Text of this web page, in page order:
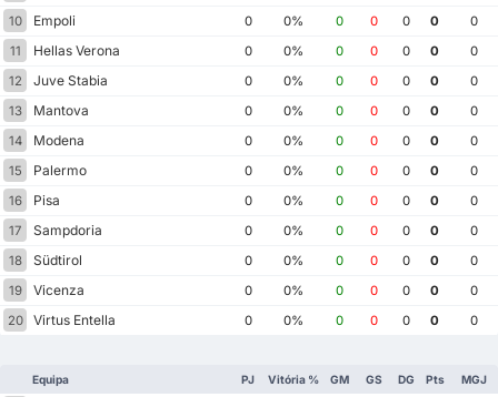
10
Empoli 0 0% 0 0 0 0
0
11
Hellas Verona 0 0% 0 0 0 0
0
12
Juve Stabia 0 0% 0 0 0 0
0
13
Mantova 0 0% 0 0 0 0
0
14
Modena 0 0% 0 0 0 0
0
15
Palermo 0 0% 0 0 0 0
0
16
Pisa 0 0% 0 0 0 0
0
17
Sampdoria 0 0% 0 0 0 0
0
18
Südtirol 0 0% 0 0 0 0
0
19
Vicenza 0 0% 0 0 0 0
0
20
Virtus Entella 0 0% 0 0 0 0 0
Equipa PJ Vitória % GM GS DG Pts MGJ